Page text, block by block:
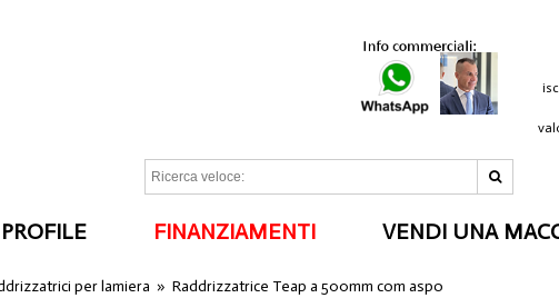
FINANZIAMENTI
VENDI UNA
per lamiera »Raddrizzatrice Teap a 500mm com aspo